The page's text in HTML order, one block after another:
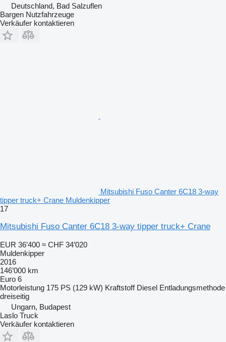
Deutschland, Bad Salzuflen
Bargen Nutzfahrzeuge
Verkäufer kontaktieren
Mitsubishi Fuso Canter 6C18 3-way
tipper truck+ Crane Muldenkipper
17
Mitsubishi Fuso Canter 6C18 3-way tipper truck+ Crane
EUR 36’400 ≈ CHF 34’020
Muldenkipper
2016
146’000 km
Euro 6
Motorleistung 175 PS (129 kW) Kraftstoff Diesel Entladungsmethode
dreiseitig
Ungarn, Budapest
Laslo Truck
Verkäufer kontaktieren